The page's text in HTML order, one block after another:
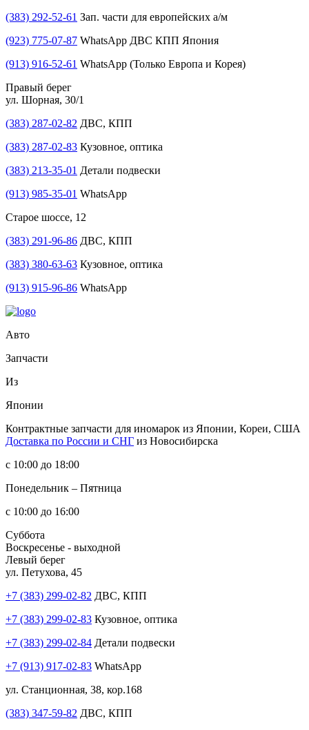
(383) 292-52-61 Зап. части для европейских а/м
(923) 775-07-87 WhatsApp ДВС КПП Япония
(913) 916-52-61 WhatsApp (Только Европа и Корея)
Правый берег
ул. Шорная, 30/1
(383) 287-02-82 ДВС, КПП
(383) 287-02-83 Кузовное, оптика
(383) 213-35-01 Детали подвески
(913) 985-35-01 WhatsApp
Старое шоссе, 12
(383) 291-96-86 ДВС, КПП
(383) 380-63-63 Кузовное, оптика
(913) 915-96-86 WhatsApp
Авто
Запчасти
Из
Японии
Контрактные запчасти для иномарок из Японии, Кореи, США
Доставка по России и СНГ из Новосибирска
с 10:00 до 18:00
Понедельник – Пятница
с 10:00 до 16:00
Суббота
Воскресенье - выходной
Левый берег
ул. Петухова, 45
+7 (383) 299-02-82 ДВС, КПП
+7 (383) 299-02-83 Кузовное, оптика
+7 (383) 299-02-84 Детали подвески
+7 (913) 917-02-83 WhatsApp
ул. Станционная, 38, кор.168
(383) 347-59-82 ДВС, КПП